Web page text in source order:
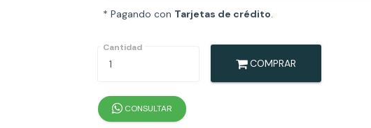
* Pagando con Tarjetas de crédito
Cantidad
COMPRAR
CONSULTAR